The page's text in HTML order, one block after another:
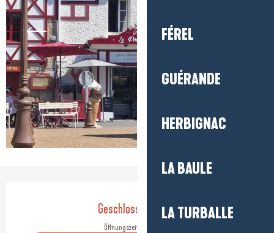
FÉREL
GUÉRANDE
HERBIGNAC
LA BAULE
LA TURBALLE
Öffnungszeiten & Kontaktdaten
Geschlossen heute
Öffnungszeiten ansehen